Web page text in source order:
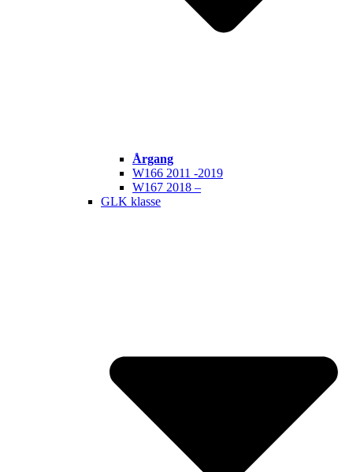
Årgang
W166 2011 -2019
W167 2018 –
GLK klasse